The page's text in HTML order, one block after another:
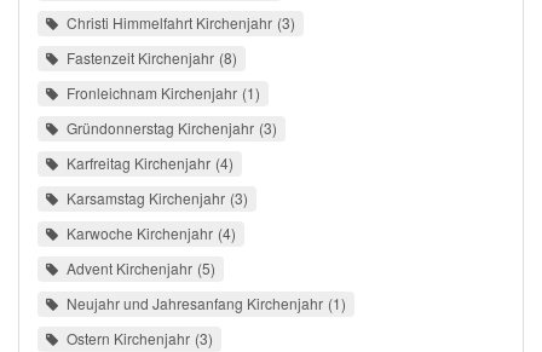
Christi Himmelfahrt Kirchenjahr 3
Fastenzeit Kirchenjahr 8
Fronleichnam Kirchenjahr 1
Gründonnerstag Kirchenjahr 3
Karfreitag Kirchenjahr 4
Karsamstag Kirchenjahr 3
Karwoche Kirchenjahr 4
Advent Kirchenjahr 5
Neujahr und Jahresanfang Kirchenjahr 1
Ostern Kirchenjahr 3